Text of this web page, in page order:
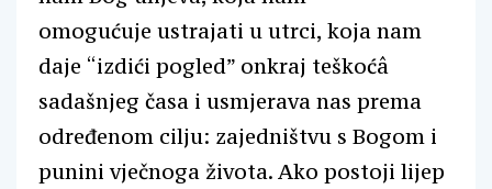
omogućuje ustrajati u utrci, koja nam
daje “izdići pogled” onkraj teškoćâ
sadašnjeg časa i usmjerava nas prema
određenom cilju: zajedništvu s Bogom i
punini vječnoga života. Ako postoji lijep